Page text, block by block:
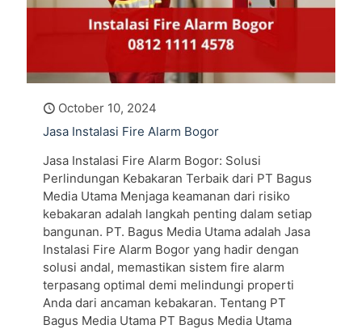
October 10, 2024
Jasa Instalasi Fire Alarm Bogor
Jasa Instalasi Fire Alarm Bogor: Solusi
Perlindungan Kebakaran Terbaik dari PT Bagus
Media Utama Menjaga keamanan dari risiko
kebakaran adalah langkah penting dalam setiap
bangunan. PT. Bagus Media Utama adalah Jasa
Instalasi Fire Alarm Bogor yang hadir dengan
solusi andal, memastikan sistem fire alarm
terpasang optimal demi melindungi properti
Anda dari ancaman kebakaran. Tentang PT
Bagus Media Utama PT Bagus Media Utama